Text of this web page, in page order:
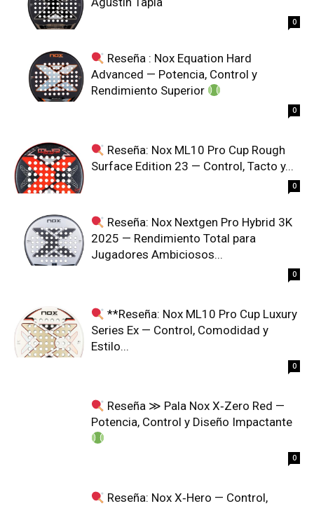
0
Reseña : Nox Equation Hard
Advanced — Potencia, Control y
Rendimiento Superior
0
Reseña: Nox ML10 Pro Cup Rough
Surface Edition 23 — Control, Tacto y...
0
Reseña: Nox Nextgen Pro Hybrid 3K
2025 — Rendimiento Total para
Jugadores Ambiciosos...
0
**Reseña: Nox ML10 Pro Cup Luxury
Series Ex — Control, Comodidad y
Estilo...
0
Reseña ≫ Pala Nox X‑Zero Red —
Potencia, Control y Diseño Impactante
0
Reseña: Nox X‑Hero — Control,